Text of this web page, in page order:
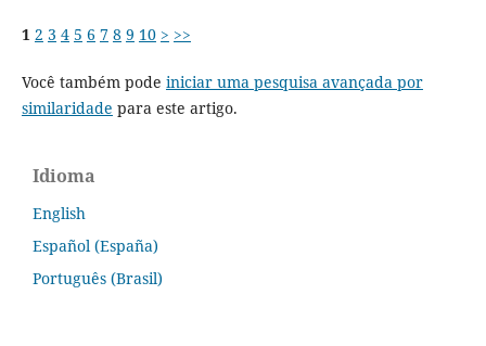
1 2 3 4 5 6 7 8 9 10 > >>
Você também pode iniciar uma pesquisa avançada por
similaridade para este artigo.
Idioma
English
Español (España)
Português (Brasil)